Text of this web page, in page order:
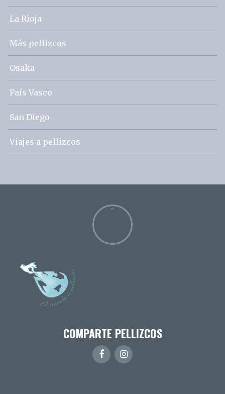
La Rioja
Más pellizcos
Osaka
País Vasco
San Diego
Viajes a pellizcos
COMPARTE PELLIZCOS